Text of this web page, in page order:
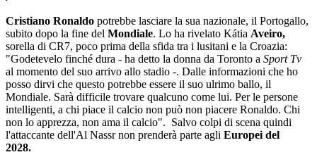
Cristiano Ronaldo potrebbe lasciare la sua nazionale, il Portogallo,
subito dopo la fine del Mondiale. Lo ha rivelato Kátia Aveiro,
sorella di CR7, poco prima della sfida tra i lusitani e la Croazia:
"Godetevelo finché dura - ha detto la donna da Toronto a Sport Tv
al momento del suo arrivo allo stadio -. Dalle informazioni che ho
posso dirvi che questo potrebbe essere il suo ulrimo ballo, il
Mondiale. Sarà difficile trovare qualcuno come lui. Per le persone
intelligenti, a chi piace il calcio non può non piacere Ronaldo. Chi
non lo apprezza, non ama il calcio". Salvo colpi di scena quindi
l'attaccante dell'Al Nassr non prenderà parte agli Europei del
2028.